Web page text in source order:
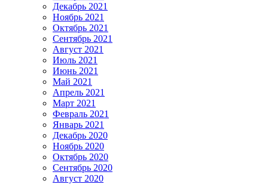
Декабрь 2021
Ноябрь 2021
Октябрь 2021
Сентябрь 2021
Август 2021
Июль 2021
Июнь 2021
Май 2021
Апрель 2021
Март 2021
Февраль 2021
Январь 2021
Декабрь 2020
Ноябрь 2020
Октябрь 2020
Сентябрь 2020
Август 2020